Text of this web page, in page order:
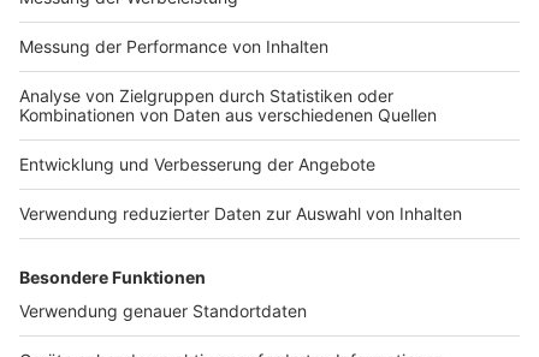
05:17 Uhr - Münster: Jetzt auch Termine für
Halle Münsterland auch Menschen mit bestimmten
Münster reagiert damit prompt auf die neue
Verordnung des NRW-Gesundheitsministeriums. Als
Nachweis der Impfberechtigung reicht eine ärztliche